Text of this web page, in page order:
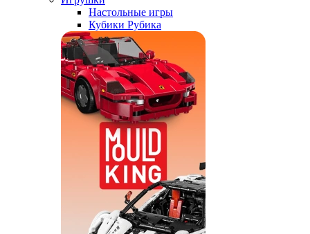
Настольные игры
Кубики Рубика